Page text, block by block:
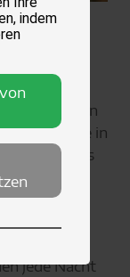
zur tödlichen
Drahtzäune in
Eins
auch -
Igel
werden.
jede Nacht
indem